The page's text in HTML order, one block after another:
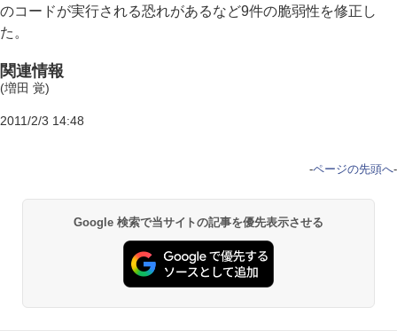
のコードが実行される恐れがあるなど9件の脆弱性を修正し
た。
関連情報
(増田 覚)
2011/2/3 14:48
-ページの先頭へ-
Google 検索で当サイトの記事を優先表示させる